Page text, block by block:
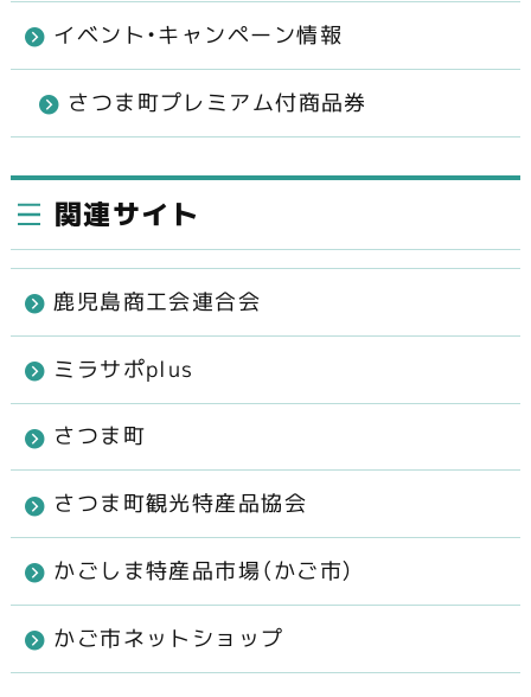
イベント・キャンペーン情報
さつま町プレミアム付商品券
関連サイト
鹿児島商工会連合会
ミラサポplus
さつま町
さつま町観光特産品協会
かごしま特産品市場（かご市）
かご市ネットショップ